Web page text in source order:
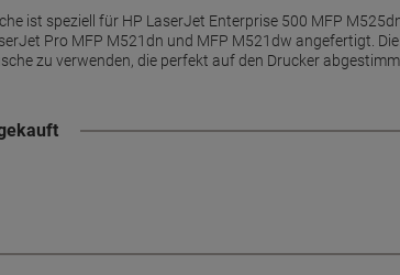
ist speziell für HP LaserJet Enterprise 500 MFP
Pro MFP M521dn und MFP M521dw angefertigt.
zu verwenden, die perfekt auf den Drucker